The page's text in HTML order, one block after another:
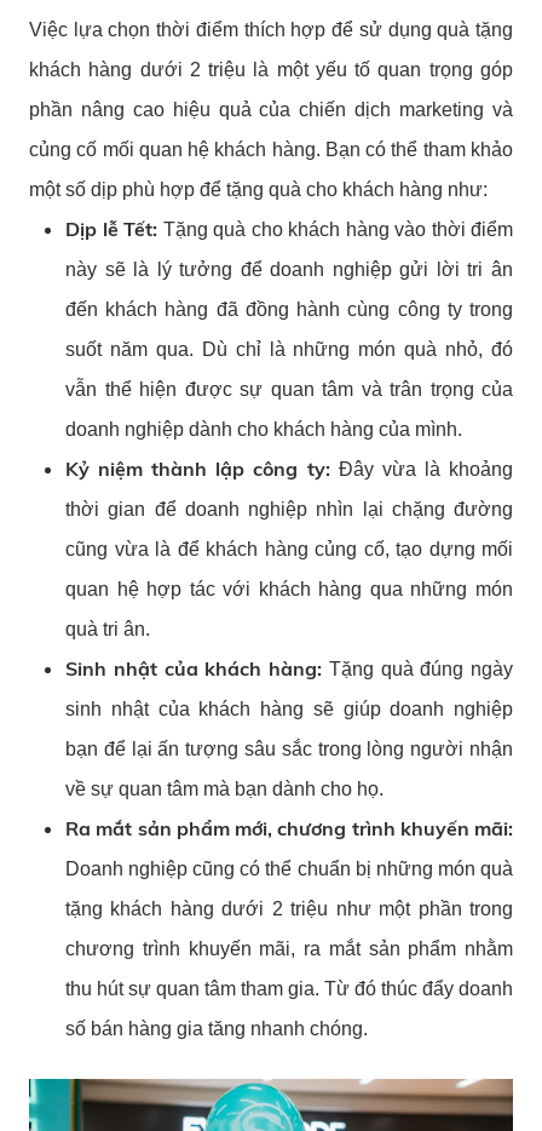
Việc lựa chọn thời điểm thích hợp để sử dụng quà tặng
khách hàng dưới 2 triệu là một yếu tố quan trọng góp
phần nâng cao hiệu quả của chiến dịch marketing và
củng cố mối quan hệ khách hàng. Bạn có thể tham khảo
một số dịp phù hợp để tặng quà cho khách hàng như:
Dịp lễ Tết: Tặng quà cho khách hàng vào thời điểm
này sẽ là lý tưởng để doanh nghiệp gửi lời tri ân
đến khách hàng đã đồng hành cùng công ty trong
suốt năm qua. Dù chỉ là những món quà nhỏ, đó
vẫn thể hiện được sự quan tâm và trân trọng của
doanh nghiệp dành cho khách hàng của mình.
Kỷ niệm thành lập công ty:Đây vừa là khoảng
thời gian để doanh nghiệp nhìn lại chặng đường
cũng vừa là để khách hàng củng cố, tạo dựng mối
quan hệ hợp tác với khách hàng qua những món
quà tri ân.
Sinh nhật của khách hàng: Tặng quà đúng ngày
sinh nhật của khách hàng sẽ giúp doanh nghiệp
bạn để lại ấn tượng sâu sắc trong lòng người nhận
về sự quan tâm mà bạn dành cho họ.
Ra mắt sản phẩm mới, chương trình khuyến mãi:
Doanh nghiệp cũng có thể chuẩn bị những món quà
tặng khách hàng dưới 2 triệu như một phần trong
chương trình khuyến mãi, ra mắt sản phẩm nhằm
thu hút sự quan tâm tham gia. Từ đó thúc đẩy doanh
số bán hàng gia tăng nhanh chóng.